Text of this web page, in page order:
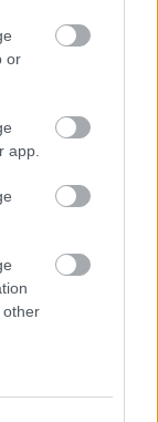
or
app.
other
και μάθετε
τον κόσμο.